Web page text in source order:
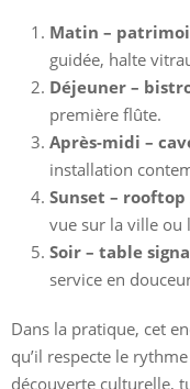
Matin –
guidée, halte
Déjeuner –
première flûte.
Après-midi –
installation
Sunset –
vue sur la ville ou
Soir – table
service en
Dans la pratique, cet
qu’il respecte le
découverte culturelle,